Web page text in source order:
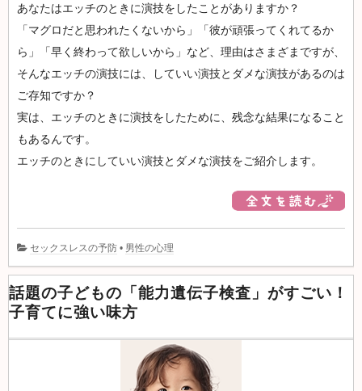
あなたはエッチのときに演技をしたことがありますか？
「マグロだと思われたくないから」「彼が頑張ってくれてるか
ら」「早く終わって欲しいから」など、理由はさまざまですが、
そんなエッチの演技には、していい演技とダメな演技があるのは
ご存知ですか？
実は、エッチのときに演技をしたために、残念な結果になること
もあるんです。
エッチのときにしていい演技とダメな演技をご紹介します。
セックスレスの予防 • 男性の心理
話題の子どもの「能力遺伝子検査」がすごい！
子育てに強い味方